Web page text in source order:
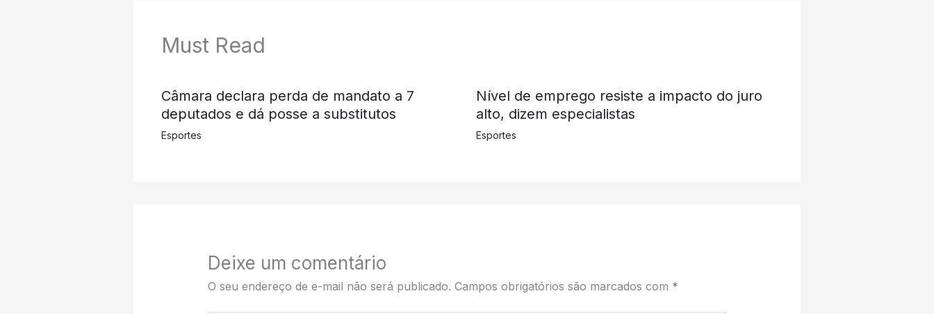
Must Read
Câmara declara perda de mandato a 7
deputados e dá posse a substitutos
Esportes
Nível de emprego resiste a impacto do juro
alto, dizem especialistas
Esportes
Deixe um comentário
O seu endereço de e-mail não será publicado. Campos obrigatórios são marcados com *